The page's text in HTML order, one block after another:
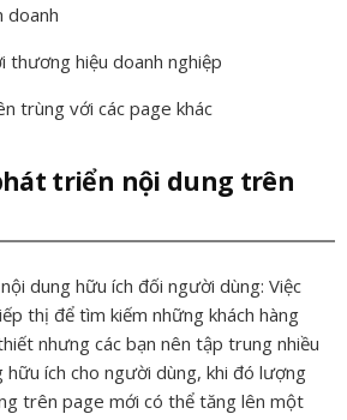
doanh
thương hiệu doanh nghiệp
trùng với các page khác
triển nội dung trên
dung hữu ích đối người dùng: Việc
thị để tìm kiếm những khách hàng
nhưng các bạn nên tập trung nhiều
hữu ích cho người dùng, khi đó lượng
trên page mới có thể tăng lên một